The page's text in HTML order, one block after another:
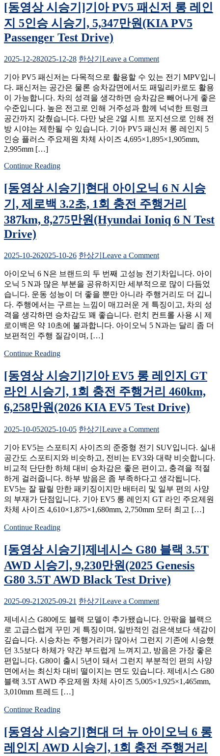
[동영상 시승기]기아 PV5 패신저 롱 레인
지 5인승 시승기, 5,347만원(KIA PV5
Passenger Test Drive)
2025-12-282025-12-28 한상기 Leave a Commenton
영
상
시
승
기]
기
아
롱
레
인
지
시
승
기,
5,347
만
원
(KIA
PV5
기아 PV5 패신저는 다목적으로 활용할 수 있는 전기 MPV입니
다. 패신저는 공간은 물론 승차감면에서도 패밀리카로도 활용
이 가능합니다. 차의 성격을 생각하면 승차감은 빼어나게 좋은
수준입니다. 높은 전고로 인해 거주성과 함께 넉넉한 트렁크
공간까지 갖췄습니다. 다만 낮은 2열 시트 포지션으로 인해 전
방 시야는 제한될 수 있습니다. 기아 PV5 패신저 롱 레인지 5
인승 플러스 주요제원 차체 사이즈 4,695×1,895×1,905mm,
2,995mm […]
Continue Reading
[동영상 시승기]현대 아이오닉 6 N 시승
기, 제로백 3.2초, 1회 충전 주행거리
387km, 8,275만원(Hyundai Ioniq 6 N Test
Drive)
2025-10-262025-10-26 한상기 Leave a Commenton
영
상
시
승
기]
현
닉
6
N
시
승
기,
로
백
3.2
초,
1
회
충
거
리
387km,
8,275
만
(Hyundai
Ioniq
6
N
Test
Drive)
아이오닉 6 N은 브랜드의 두 번째 고성능 전기차입니다. 아이
오닉 5 N과 많은 부분을 공유하지만 세부적으로 많이 다듬었
습니다. 운동 성능이 더 좋을 뿐만 아니라 주행거리도 더 깁니
다. 주행에서는 구르는 느낌이 매끄러운 게 특징이고, 차의 성
격을 생각하면 승차감도 꽤 좋습니다. 런치 컨트롤 사용 시 제
로이백은 약 10초에 불과합니다. 아이오닉 5 N과는 달리 좀 더
보편적인 주행 질감이며, […]
Continue Reading
[동영상 시승기]기아 EV5 롱 레인지 GT
라인 시승기, 1회 충전 주행거리 460km,
6,258만원(2026 KIA EV5 Test Drive)
2025-10-052025-10-05 한상기 Leave a Commenton
영
상
시
승
기]
기
아
인
지
GT
라
시
기,
1
회
충
전
주
행
만
원
(2026
기아 EV5는 스포티지 사이즈의 준중형 전기 SUV입니다. 실내
공간도 스포티지와 비슷하고, 전비는 EV3와 대략 비슷합니다.
비교적 단단한 하체 대비 승차감은 좋은 편이고, 충격을 적절
하게 걸러줍니다. 하부 방음은 좀 부족하다고 생각됩니다.
EV5는 잘 팔릴 만한 패키징이지만 배터리 및 일부 편의 사양
의 부재가 단점입니다. 기아 EV5 롱 레인지 GT 라인 주요제원
차체 사이즈 4,610×1,875×1,680mm, 2,750mm 모터 최고 […]
Continue Reading
[동영상 시승기]제네시스 G80 블랙 3.5T
AWD 시승기, 9,230만원(2025 Genesis
G80 3.5T AWD Black Test Drive)
2025-09-21 2025-09-21 한상기 Leave a Commenton
영
상
시
승
기]
제
네
랙
3.5T
AWD
제네시스 G80에도 블랙 모델이 추가됐습니다. 안팎을 블랙으
로 고급스럽게 꾸민 게 특징이며, 일반적인 검은색보다 색감이
깊습니다. 시승차는 주행거리가 많아서 그런지 기존에 시승했
던 3.5보다 하체가 약간 부드럽게 느껴지고, 방음은 가장 좋은
편입니다. G80이 출시 5년이 돼서 그런지 부분적인 편의 사양
면에서는 최신차 대비 떨이지는 면도 있습니다. 제네시스 G80
블랙 3.5T AWD 주요제원 차체 사이즈 5,005×1,925×1,465mm,
3,010mm 트레드 […]
Continue Reading
[동영상 시승기]현대 더 뉴 아이오닉 6 롱
레인지 AWD 시승기, 1회 충전 주행거리